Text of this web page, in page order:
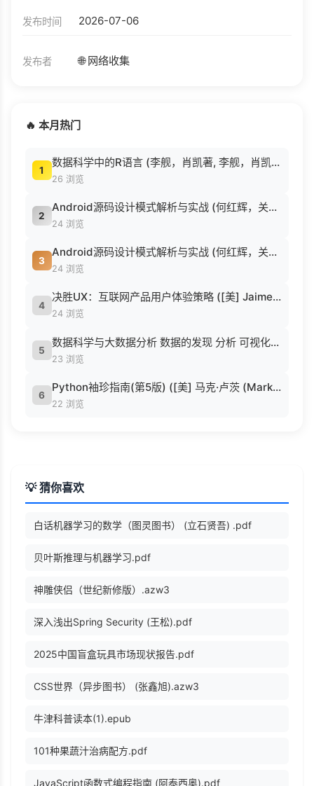
发布时间 2026-07-06
发布者 🌐 网络收集
🔥 本月热门
1
数据科学中的R语言 (李舰，肖凯著, 李舰，肖凯著；吴喜之审校, Pdg2Pic).pdf
26 浏览
2
Android源码设计模式解析与实战 (何红辉，关爱民著, 何红辉, 关爱民著, 何红辉, 关爱民).pdf
24 浏览
3
Android源码设计模式解析与实战 (何红辉，关爱民著, 何红辉, 关爱民著, 何红辉, 关爱民).pdf
24 浏览
4
决胜UX：互联网产品用户体验策略 ([美] Jaime Levy [[美] Jaime Levy]).epub
24 浏览
5
数据科学与大数据分析 数据的发现 分析 可视化与表示 ( etc.).epub
23 浏览
6
Python袖珍指南(第5版) ([美] 马克·卢茨 (Mark Lutz) 著 候荣涛 译).pdf
22 浏览
💡 猜你喜欢
白话机器学习的数学（图灵图书） (立石贤吾) .pdf
贝叶斯推理与机器学习.pdf
神雕侠侣（世纪新修版）.azw3
深入浅出Spring Security (王松).pdf
2025中国盲盒玩具市场现状报告.pdf
CSS世界（异步图书） (张鑫旭).azw3
牛津科普读本(1).epub
101种果蔬汁治病配方.pdf
JavaScript函数式编程指南 (阿泰西奥).pdf